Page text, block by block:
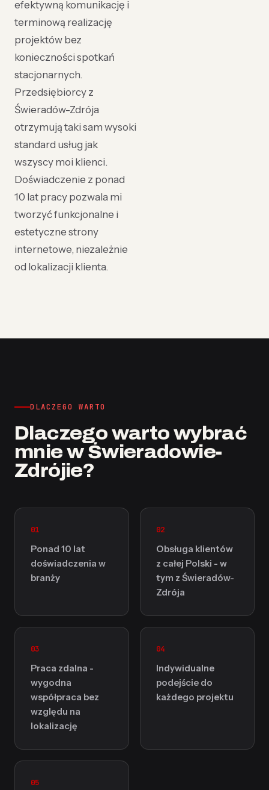
efektywną komunikację i
terminową realizację
projektów bez
konieczności spotkań
stacjonarnych.
Przedsiębiorcy z
Świeradów-Zdrója
otrzymują taki sam wysoki
standard usług jak
wszyscy moi klienci.
Doświadczenie z ponad
10 lat pracy pozwala mi
tworzyć funkcjonalne i
estetyczne strony
internetowe, niezależnie
od lokalizacji klienta.
DLACZEGO WARTO
Dlaczego warto wybrać
mnie w Świeradowie-
Zdrójie?
01
Ponad 10 lat
doświadczenia w
branży
02
Obsługa klientów
z całej Polski - w
tym z Świeradów-
Zdrója
03
Praca zdalna -
wygodna
współpraca bez
względu na
lokalizację
04
Indywidualne
podejście do
każdego projektu
05